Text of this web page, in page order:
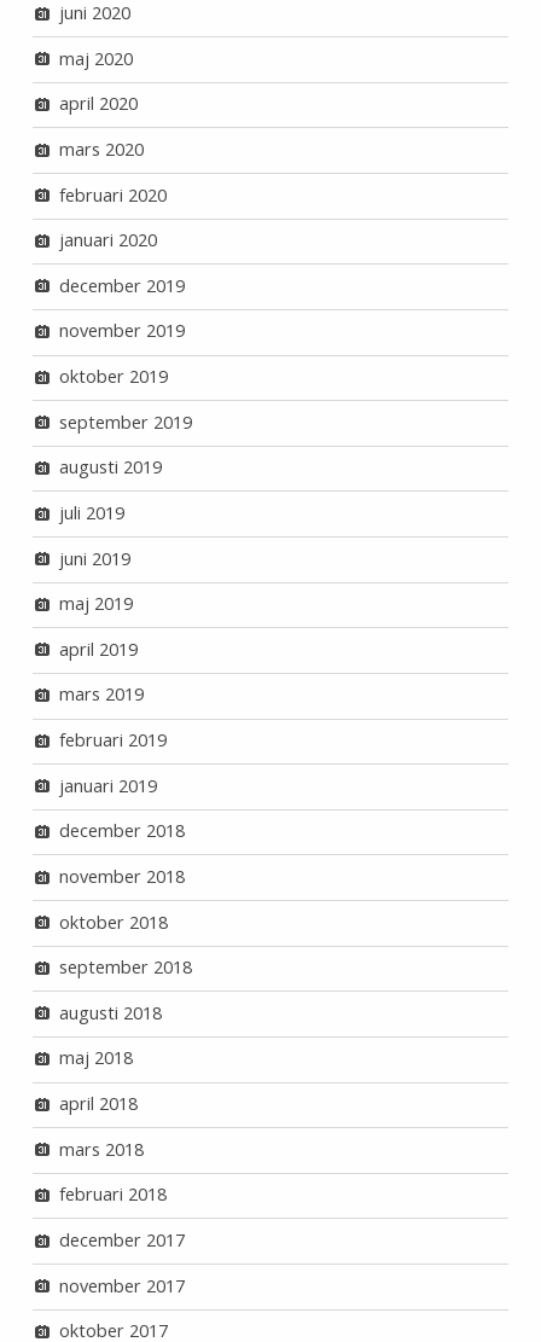
juni 2020
maj 2020
april 2020
mars 2020
februari 2020
januari 2020
december 2019
november 2019
oktober 2019
september 2019
augusti 2019
juli 2019
juni 2019
maj 2019
april 2019
mars 2019
februari 2019
januari 2019
december 2018
november 2018
oktober 2018
september 2018
augusti 2018
maj 2018
april 2018
mars 2018
februari 2018
december 2017
november 2017
oktober 2017